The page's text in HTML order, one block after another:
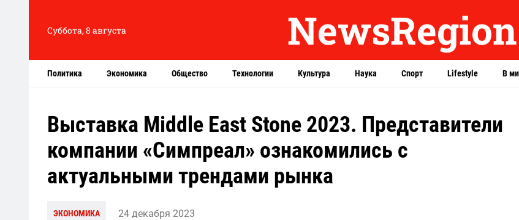
Суббота, 8 августа
Политика Экономика Общество Технологии Культура Наука Спорт Lifestyle В
Выставка Middle East Stone 2023. Представители
компании «Симпреал» ознакомились с
актуальными трендами рынка
ЭКОНОМИКА 24 декабря 2023